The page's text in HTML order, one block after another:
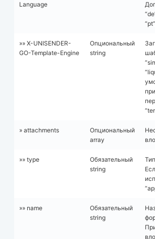
Language
»» X-UNISENDER-
GO-Template-Engine
Опциональный
string
» attachments
Опциональный
array
»» type
Обязательный
string
»» name
Обязательный
string